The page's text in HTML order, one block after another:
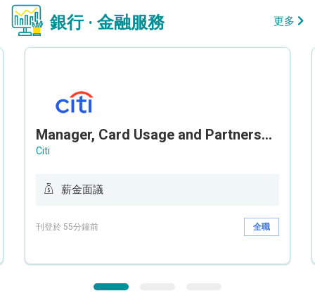
銀行 · 金融服務 更多
Manager, Card Usage and Partnership
Citi
薪金面議
刊登於 55分鐘前 全職